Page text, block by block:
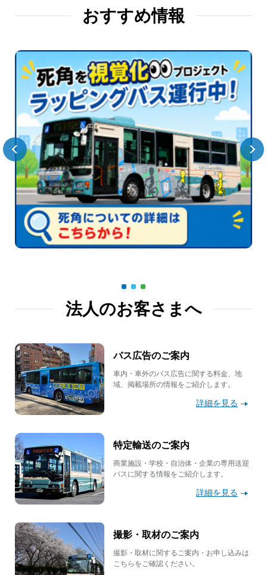
おすすめ情報
法人のお客さまへ
バス広告のご案内
車内・車外のバス広告に関する料金、地
域、掲載場所の情報をご紹介します。
詳細を見る
特定輸送のご案内
商業施設・学校・自治体・企業の専用送迎
バスに関する情報をご紹介します。
詳細を見る
撮影・取材のご案内
撮影・取材に関するご案内・お申し込みは
こちらをご確認ください。